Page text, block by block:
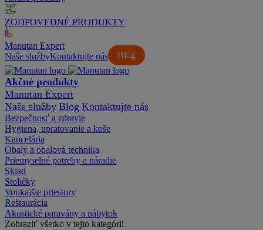
ZODPOVEDNÉ PRODUKTY
Manutan Expert
Naše služby
Blog
Kontaktujte nás
Akčné produkty
Manutan Expert
Naše služby Blog Kontaktujte nás
Bezpečnosť a zdravie
Hygiena, upratovanie a koše
Kancelária
Obaly a obalová technika
Priemyselné potreby a náradie
Sklad
Stoličky
Vonkajšie priestory
Reštaurácia
Akustické paravány a nábytok
Zobraziť všetko v tejto kategórii